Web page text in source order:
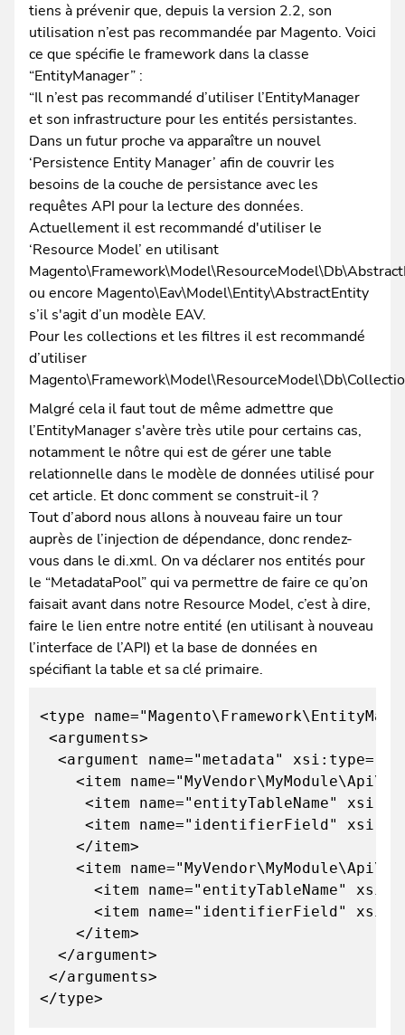
tiens à prévenir que, depuis la version 2.2, son
utilisation n’est pas recommandée par Magento. Voici
ce que spécifie le framework dans la classe
“EntityManager” :
“Il n’est pas recommandé d’utiliser l’EntityManager
et son infrastructure pour les entités persistantes.
Dans un futur proche va apparaître un nouvel
‘Persistence Entity Manager’ afin de couvrir les
besoins de la couche de persistance avec les
requêtes API pour la lecture des données.
Actuellement il est recommandé d'utiliser le
‘Resource Model’ en utilisant
ou encore Magento\Eav\Model\Entity\AbstractEntity
s’il s'agit d’un modèle EAV.
Pour les collections et les filtres il est recommandé
d’utiliser
Malgré cela il faut tout de même admettre que
l’EntityManager s'avère très utile pour certains cas,
notamment le nôtre qui est de gérer une table
relationnelle dans le modèle de données utilisé pour
cet article. Et donc comment se construit-il ?
Tout d’abord nous allons à nouveau faire un tour
auprès de l’injection de dépendance, donc rendez-
vous dans le di.xml. On va déclarer nos entités pour
le “MetadataPool” qui va permettre de faire ce qu’on
faisait avant dans notre Resource Model, c’est à dire,
faire le lien entre notre entité (en utilisant à nouveau
l’interface de l’API) et la base de données en
spécifiant la table et sa clé primaire.
<type
<arguments>
<argument name="metadata"
<item
<item name="entityTableName"
<item name="identifierField"
</item>
<item
<item name="entityTableName"
<item name="identifierField"
</item>
</argument>
</arguments>
</type>